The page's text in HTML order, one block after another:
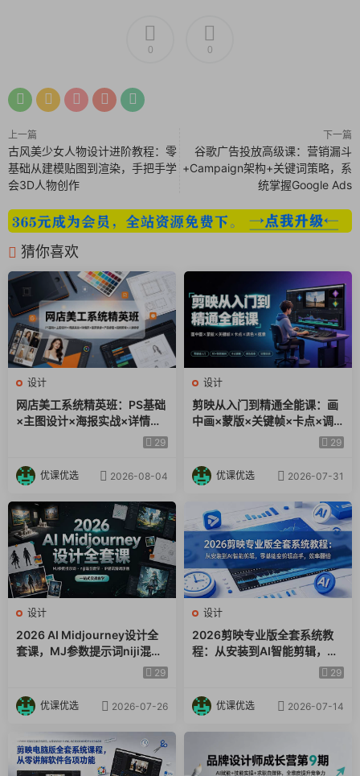
12.建模前的各种设置第1段_ev.mp4
13.Blender参考图摆放第1段_ev.mp4
15.Go小队飞行探测器建模2第1段_ev.mp4
16.灯光详解及光影方法论第1段.ts
17.每个人都要了解得pdr流程第1段.ts
18.强大的原理化BSDF节点第1段_ev.mp4
19.飞行器添加材质及纹理第1段_ev.mp4
20.展UV的方法技巧+飞行器uv贴图第1段_ev.mp4
21.贴花大法+渲染出图第1段_ev.mp4
22.疸染图后期处理第1段_ev.mp4
23.追踪器建模1第1段_ev.mp4
24.追踪器建模2第1段.ts
25.陆地追踪器材质第1段.ts
26.追踪器补丁UV第1段_ev.mp4
27.追踪器贴花第1段_ev.mp4
28.大壮建模1第1段.mp4
29.大壮建模2第1段.mp4
30.第一次直播作业点评第1段.mp4
31.大壮建模3第1段.mp4
32.大壮建模4第1段.mp4
34.大壮材质第1段.mp4
35.大壮镂板拓印第1段.mp4
36.大壮布尔切片贴花第1段.mp4
37.潮流鞋子建模_上第1段.mp4
38.潮流鞋子建模_下第1段.mp4
39.潮流鞋子洎染第1段.mp4
40.人物头部建模第1段.mp4
41.人物头发建模第1段.mp4
42.人物身体四肢建模第1段.mp4
43.第二次作业点评直播第1段.mp4
44.衣服、裤子、腰带、项链、耳钉等建模第1段.mp4
46.头部各部分材质+顶点色上色解析第1段.mp4
47.人物配饰及其余材质上色第1段.mp4
48.骨骼、绑定、权重的底层逻辑认知第1段.mp4
50.绑骨插件Auto Rig Pro主要知识点介绍第1段.mp4
0 0
上一篇
古风美少女人物设计进阶教程：零
基础从建模贴图到渲染，手把手学
会3D人物创作
下一篇
谷歌广告投放高级课：营销漏斗
+Campaign架构+关键词策略，系
统掌握Google Ads
猜你喜欢
设计
网店美工系统精英班：PS基础
×主图设计×海报实战×详情页
×首页装修×产品修图×视频剪29
优课优选 2026-08-04
设计
剪映从入门到精通全能课：画
中画×蒙版×关键帧×卡点×调
色×抠像，一站式掌握剪辑核29
优课优选 2026-07-31
设计
2026 AI Midjourney设计全
套课，MJ参数提示词niji混图
教学，IP建筑游戏原画一站式29
优课优选 2026-07-26
设计
2026剪映专业版全套系统教
程：从安装到AI智能剪辑，零
基础变剪辑高手，效率翻倍 29
优课优选 2026-07-14